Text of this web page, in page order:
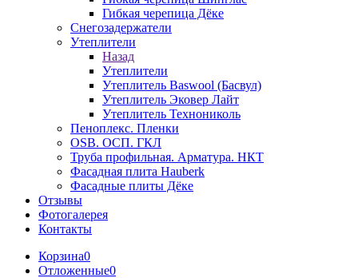
Гибкая черепица Дёке
Снегозадержатели
Утеплители
Назад
Утеплители
Утеплитель Baswool (Басвул)
Утеплитель Эковер Лайт
Утеплитель Технониколь
Пеноплекс. Пленки
OSB. ОСП. ГКЛ
Труба профильная. Арматура. НКТ
Фасадная плита Hauberk
Фасадные плиты Дёке
Отзывы
Фотогалерея
Контакты
Корзина0
Отложенные0